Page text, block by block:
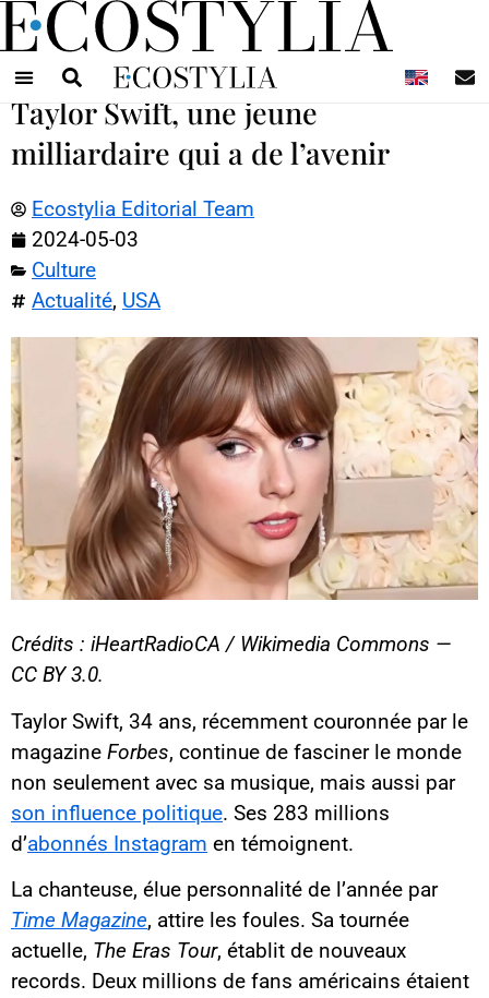
Taylor Swift, une jeune
milliardaire qui a de l’avenir
Ecostylia Editorial Team
2024-05-03
Culture
Actualité, USA
Crédits : iHeartRadioCA / Wikimedia Commons —
CC BY 3.0.
Taylor Swift, 34 ans, récemment couronnée par le
magazine Forbes, continue de fasciner le monde
non seulement avec sa musique, mais aussi par
son influence politique. Ses 283 millions
d’abonnés Instagram en témoignent.
La chanteuse, élue personnalité de l’année par
Time Magazine, attire les foules. Sa tournée
actuelle, The Eras Tour, établit de nouveaux
records. Deux millions de fans américains étaient